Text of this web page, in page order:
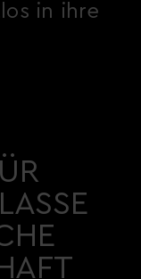
in ihre